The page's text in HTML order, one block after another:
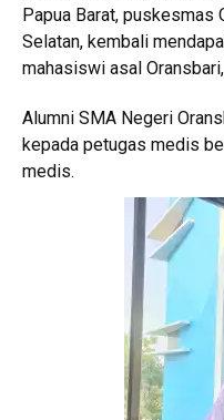
Papua Barat, puskesmas
Selatan, kembali
mahasiswi asal
Alumni SMA Negeri
kepada petugas medis
medis.